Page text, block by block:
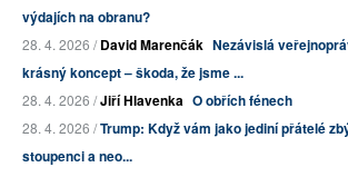
výdajích na obranu?
28. 4. 2026 /David Marenčák Nezávislá
krásný koncept – škoda, že jsme ...
28. 4. 2026 /Jiří Hlavenka O obřích fénech
28. 4. 2026 /Trump: Když vám jako jediní přátelé
stoupenci a neo...